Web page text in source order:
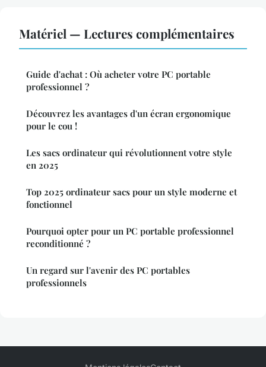
Matériel — Lectures complémentaires
Guide d'achat : Où acheter votre PC portable
professionnel ?
Découvrez les avantages d'un écran ergonomique
pour le cou !
Les sacs ordinateur qui révolutionnent votre style
en 2025
Top 2025 ordinateur sacs pour un style moderne et
fonctionnel
Pourquoi opter pour un PC portable professionnel
reconditionné ?
Un regard sur l'avenir des PC portables
professionnels